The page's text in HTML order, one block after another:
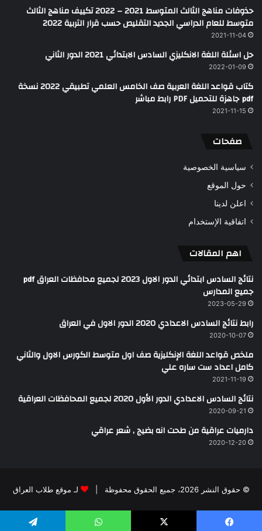
حذوفات مناهج الثالث المتوسط 2021 – 2022 تكييف مناهج الثالث
متوسط للعام الدراسي الجديد التقليص حسب قرار التربية 2022
2021-11-04
حل اسئلة اللغة الانكليزي السادس الابتدائي 2021 الدور الثاني
2022-01-09
كتاب قواعد اللغة العربية صف الخامس العلمي تطبيقي 2022 نسخة
pdf جاهزة للتحميل PDF رابط مباشر
2021-11-15
صفحات
سياسية الخصوصية
حول الموقع
اعلن لدينا
اتفاقية الإستخدام
اهم المقالات
نتائج السادس ابتدائي الدور الاول 2023 لجميع محافظات العراق pdf
جميع المدارس
2023-05-29
رابط نتائج السادس الاعدادي 2020 الدور الاول في العراق
2020-10-07
ملخص قواعد اللغة الإنكليزية صف اول متوسط الكورس الاول والثاني
كامل اعداد ست ساره علي
2021-11-19
نتائج السادس الاعدادي الدور الأول 2020 لجميع المحافظات العراقية
2020-09-21
دارميات عراقية من طحت انه بضيج , شعر عراقي
2020-12-20
© حقوق النشر 2026، جميع الحقوق محفوظة | لـ موقع طلاب العراق